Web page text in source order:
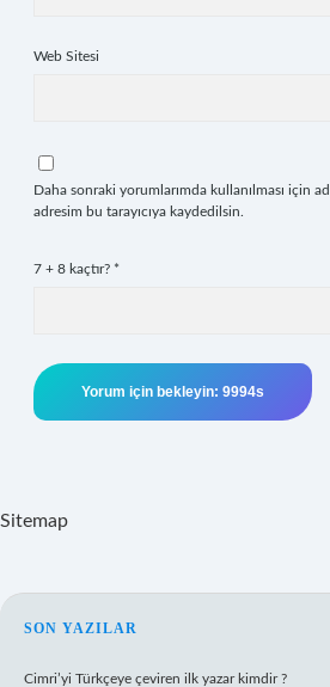
Web Sitesi
Daha sonraki yorumlarımda kullanılması için
adresim bu tarayıcıya kaydedilsin.
7 + 8 kaçtır? *
Sitemap
SIDEBAR
SON YAZILAR
Cimri’yi Türkçeye çeviren ilk yazar kimdir ?